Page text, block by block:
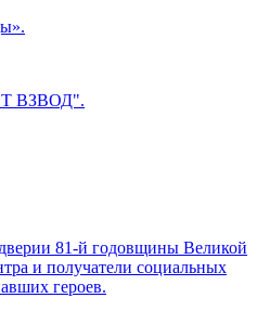
ВЗВОД".
81-й годовщины Великой
и получатели социальных
героев.